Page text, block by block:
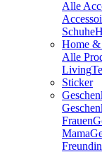
Alle
Schuhe
Home
Alle
Living
Sticker
Frauen
Mama
Freundin